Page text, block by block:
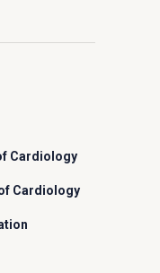
Cardiology
Cardiology